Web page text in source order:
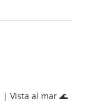
Vista al mar 🌊